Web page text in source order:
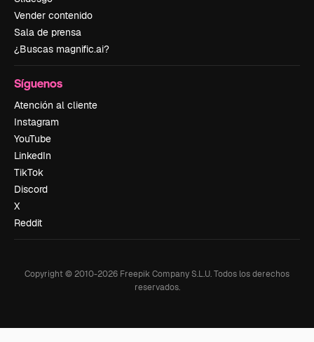
Vender contenido
Sala de prensa
¿Buscas magnific.ai?
Síguenos
Atención al cliente
Instagram
YouTube
LinkedIn
TikTok
Discord
X
Reddit
Copyright © 2010-2026 Freepik Company S.L.U.Todos los derechos
reservados.